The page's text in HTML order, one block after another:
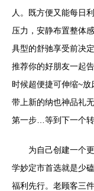
人。既方便又能每日
压力，安静布置整体
具型的舒驰享受前决
推荐你的好朋友一起
时候超便捷可伸缩~放
带上新的纳也神品礼
第一步…等到下一个转
为自己创建一个
学妙定市首选就是少
福利先行。老顾客三